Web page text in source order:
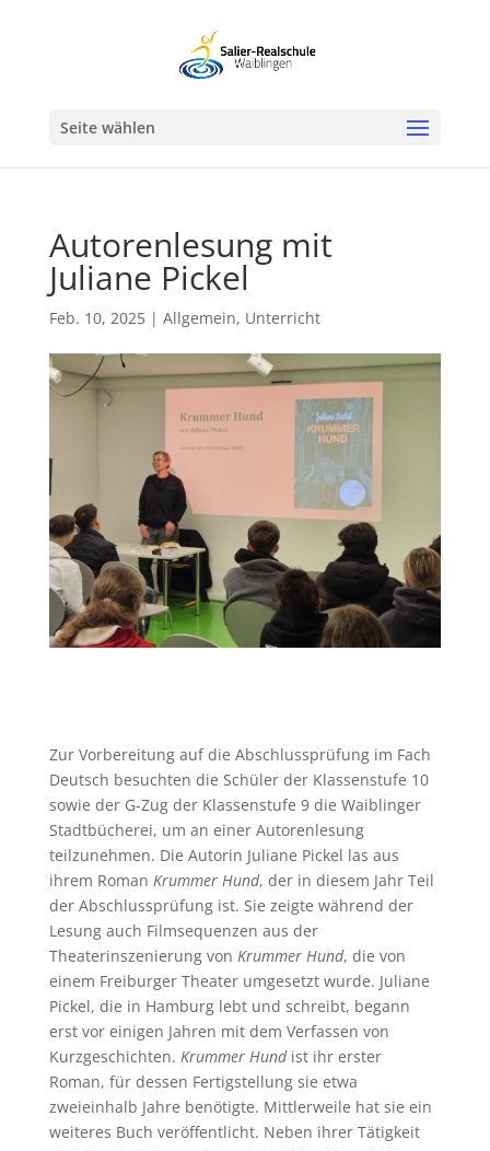
Seite wählen
Autorenlesung mit
Juliane Pickel
Feb. 10, 2025| Allgemein, Unterricht
Zur Vorbereitung auf die Abschlussprüfung im Fach
Deutsch besuchten die Schüler der Klassenstufe 10
sowie der G-Zug der Klassenstufe 9 die Waiblinger
Stadtbücherei, um an einer Autorenlesung
teilzunehmen. Die Autorin Juliane Pickel las aus
ihrem Roman Krummer Hund, der in diesem Jahr Teil
der Abschlussprüfung ist. Sie zeigte während der
Lesung auch Filmsequenzen aus der
Theaterinszenierung von Krummer Hund, die von
einem Freiburger Theater umgesetzt wurde. Juliane
Pickel, die in Hamburg lebt und schreibt, begann
erst vor einigen Jahren mit dem Verfassen von
Kurzgeschichten. Krummer Hundist ihr erster
Roman, für dessen Fertigstellung sie etwa
zweieinhalb Jahre benötigte. Mittlerweile hat sie ein
weiteres Buch veröffentlicht. Neben ihrer Tätigkeit